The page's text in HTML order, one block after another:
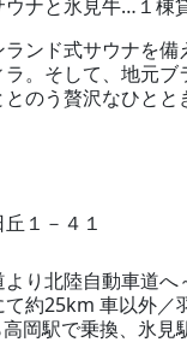
ウナと氷見牛…１棟
ンド式サウナを備
。そして、地元ブ
のう贅沢なひとと
１－４１
り北陸自動車道へ
て約25km 車以外／
高岡駅で乗換、氷見